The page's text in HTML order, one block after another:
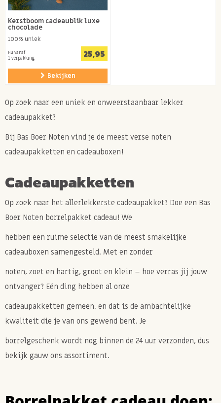
Kerstboom cadeaublik luxe
chocolade
100% uniek
Nu vanaf
1 verpakking 25,95
Bekijken
Op zoek naar een uniek en onweerstaanbaar lekker
cadeaupakket?
Bij Bas Boer Noten vind je de meest verse noten
cadeaupakketten en cadeauboxen!
Cadeaupakketten
Op zoek naar het allerlekkerste cadeaupakket? Doe een Bas
Boer Noten borrelpakket cadeau! We
hebben een ruime selectie van de meest smakelijke
cadeauboxen samengesteld. Met en zonder
noten, zoet en hartig, groot en klein – hoe verras jij jouw
ontvanger? Eén ding hebben al onze
cadeaupakketten gemeen, en dat is de ambachtelijke
kwaliteit die je van ons gewend bent. Je
borrelgeschenk wordt nog binnen de 24 uur verzonden, dus
bekijk gauw ons assortiment.